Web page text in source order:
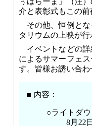
介と表彰式もこの前
その他、恒例と
タリウムの上映が行
イベントなどの
によるサマーフェ
す。皆様お誘い合わ
■ 内容：
○ライトダ
8月22